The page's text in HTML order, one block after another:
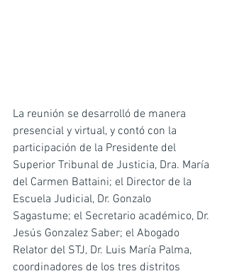
La reunión se desarrolló de manera
presencial y virtual, y contó con la
participación de la Presidente del
Superior Tribunal de Justicia, Dra. María
del Carmen Battaini; el Director de la
Escuela Judicial, Dr. Gonzalo
Sagastume; el Secretario académico, Dr.
Jesús Gonzalez Saber; el Abogado
Relator del STJ, Dr. Luis María Palma,
coordinadores de los tres distritos